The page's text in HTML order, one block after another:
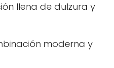
llena de dulzura y
moderna y